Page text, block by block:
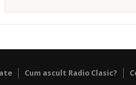
Cum ascult Radio Clasic?